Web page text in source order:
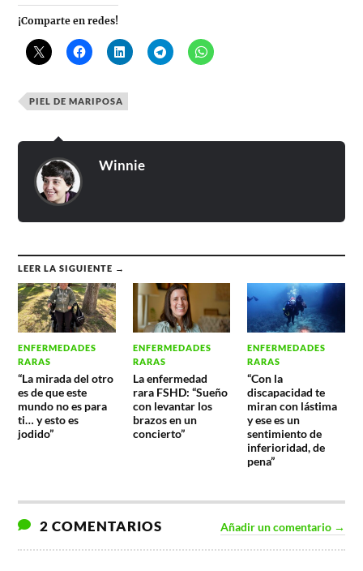
¡Comparte en redes!
PIEL DE MARIPOSA
Winnie
LEER LA SIGUIENTE →
ENFERMEDADES
RARAS
“La mirada del otro
es de que este
mundo no es para
ti… y esto es
jodido”
ENFERMEDADES
RARAS
La enfermedad
rara FSHD: “Sueño
con levantar los
brazos en un
concierto”
ENFERMEDADES
RARAS
“Con la
discapacidad te
miran con lástima
y ese es un
sentimiento de
inferioridad, de
pena”
2 COMENTARIOS Añadir un comentario →